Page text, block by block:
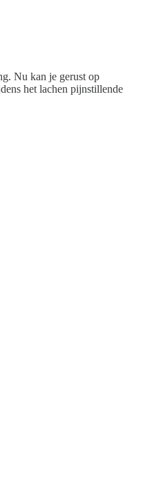
Nu kan je gerust op
het lachen pijnstillende